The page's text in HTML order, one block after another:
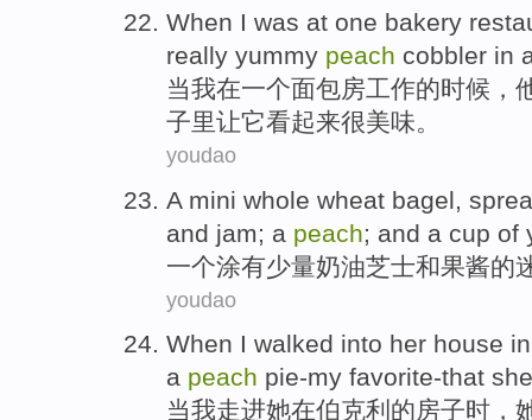
When I was at one bakery
really yummy peach cobbler in
当我在一个面包房工作的时候，
子里让它看起来很美味。
youdao
A mini whole wheat bagel ,
and jam; a peach; and a cup of
一个涂有少量奶油芝士和果酱的
youdao
When I walked into her house in
a peach pie-my favorite-that
当我走进她在伯克利 的房子时，